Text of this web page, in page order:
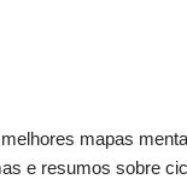
mapas
e resumos sobre